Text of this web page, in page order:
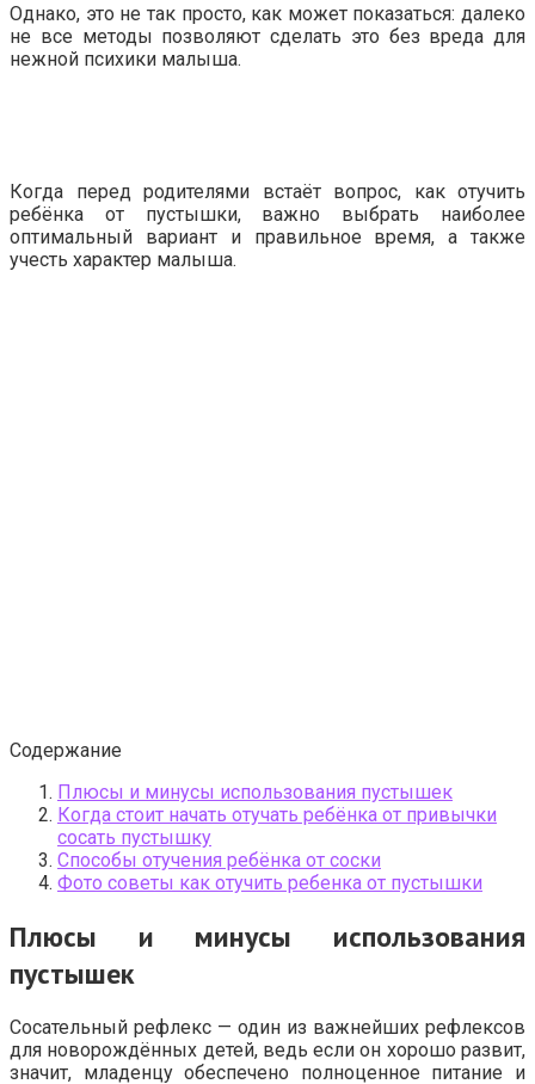
Однако, это не так просто, как может показаться: далеко
не все методы позволяют сделать это без вреда для
нежной психики малыша.
Когда перед родителями встаёт вопрос, как отучить
ребёнка от пустышки, важно выбрать наиболее
оптимальный вариант и правильное время, а также
учесть характер малыша.
Содержание
Плюсы и минусы использования пустышек
Когда стоит начать отучать ребёнка от привычки
сосать пустышку
Способы отучения ребёнка от соски
Фото советы как отучить ребенка от пустышки
Плюсы и минусы использования
пустышек
Сосательный рефлекс — один из важнейших рефлексов
для новорождённых детей, ведь если он хорошо развит,
значит, младенцу обеспечено полноценное питание и